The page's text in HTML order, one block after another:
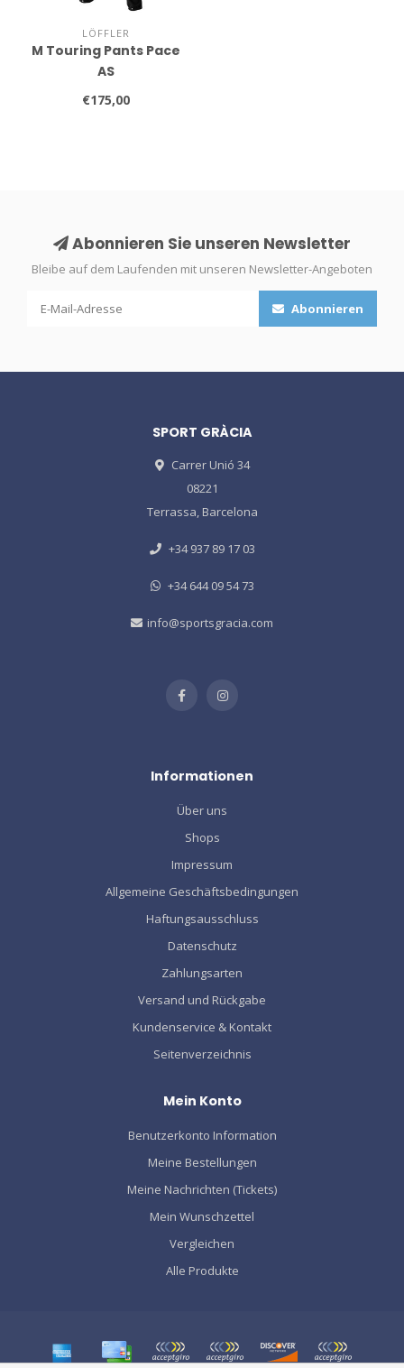
LÖFFLER
M Touring Pants Pace
AS
€175,00
Abonnieren Sie unseren Newsletter
Bleibe auf dem Laufenden mit unseren Newsletter-Angeboten
Abonnieren
SPORT GRÀCIA
Carrer Unió 34
08221
Terrassa, Barcelona
+34 937 89 17 03
+34 644 09 54 73
info@sportsgracia.com
Informationen
Über uns
Shops
Impressum
Allgemeine Geschäftsbedingungen
Haftungsausschluss
Datenschutz
Zahlungsarten
Versand und Rückgabe
Kundenservice & Kontakt
Seitenverzeichnis
Mein Konto
Benutzerkonto Information
Meine Bestellungen
Meine Nachrichten (Tickets)
Mein Wunschzettel
Vergleichen
Alle Produkte